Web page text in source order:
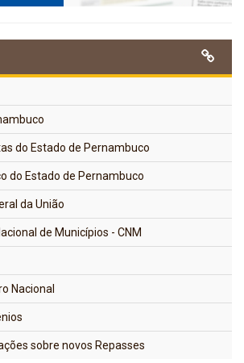
do Estado de Pernambuco
do Estado de Pernambuco
da União
de Municípios - CNM
Nacional
sobre novos Repasses